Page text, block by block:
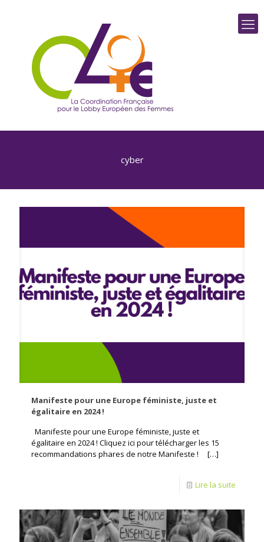
cyber
Manifeste pour une Europe féministe, juste et
égalitaire en 2024 !
Manifeste pour une Europe féministe, juste et
égalitaire en 2024 ! Cliquez ici pour télécharger les 15
recommandations phares de notre Manifeste !
[…]
Lire la suite